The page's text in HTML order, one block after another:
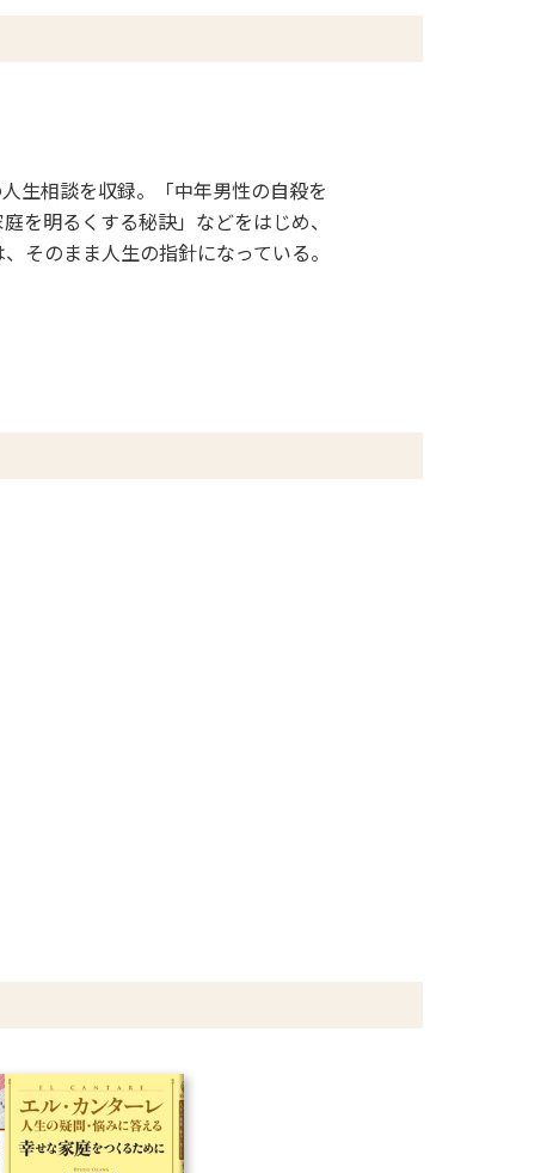
生相談を収録。「中年男性の自殺を
を明るくする秘訣」などをはじめ、
そのまま人生の指針になっている。